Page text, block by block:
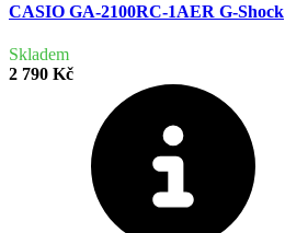
CASIO GA-2100RC-1AER G-Shock
Skladem
2 790 Kč